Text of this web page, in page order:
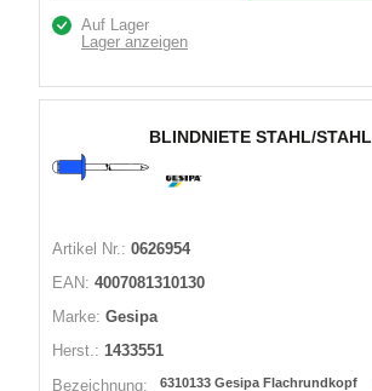
Auf Lager
Lager anzeigen
BLINDNIETE STAHL/STAHL
Artikel Nr.: 0626954
EAN: 4007081310130
Marke: Gesipa
Herst.: 1433551
Bezeichnung:
6310133 Gesipa Flachrundkopf